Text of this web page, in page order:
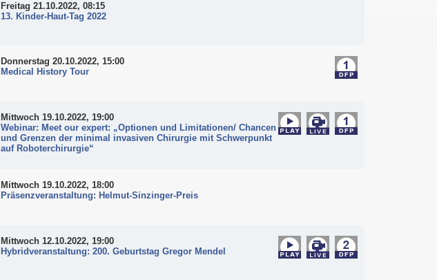
Freitag 21.10.2022, 08:15
13. Kinder-Haut-Tag 2022
Donnerstag 20.10.2022, 15:00
Medical History Tour
Mittwoch 19.10.2022, 19:00
Webinar: Meet our expert: „Optionen und Limitationen/ Chancen
und Grenzen der minimal invasiven Chirurgie mit Schwerpunkt
auf Roboterchirurgie“
Mittwoch 19.10.2022, 18:00
Präsenzveranstaltung: Helmut-Sinzinger-Preis
Mittwoch 12.10.2022, 19:00
Hybridveranstaltung: 200. Geburtstag Gregor Mendel